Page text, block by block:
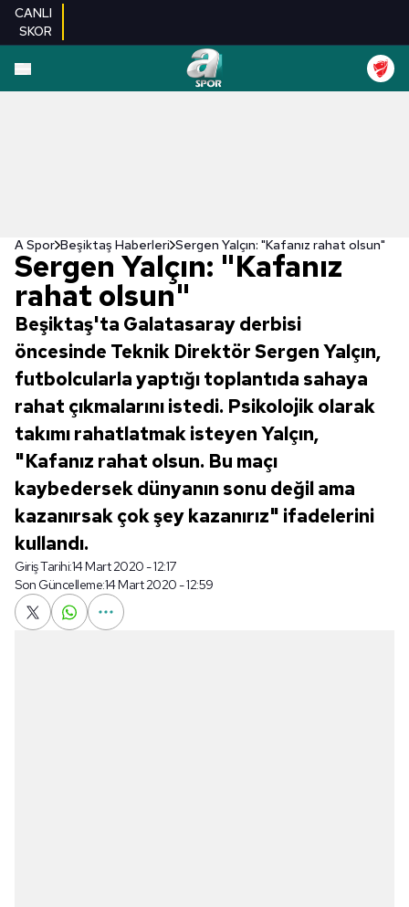
CANLI
SKOR
A Spor Beşiktaş Haberleri Sergen Yalçın: "Kafanız rahat olsun"
Sergen Yalçın: "Kafanız
rahat olsun"
Beşiktaş'ta Galatasaray derbisi
öncesinde Teknik Direktör Sergen Yalçın,
futbolcularla yaptığı toplantıda sahaya
rahat çıkmalarını istedi. Psikolojik olarak
takımı rahatlatmak isteyen Yalçın,
"Kafanız rahat olsun. Bu maçı
kaybedersek dünyanın sonu değil ama
kazanırsak çok şey kazanırız" ifadelerini
kullandı.
Giriş Tarihi:14 Mart 2020 - 12:17
Son Güncelleme:14 Mart 2020 - 12:59